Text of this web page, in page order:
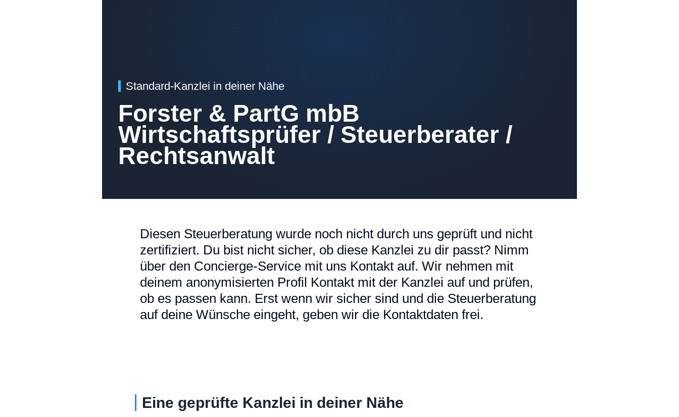
Standard-Kanzlei in deiner Nähe
Forster & PartG mbB
Wirtschaftsprüfer / Steuerberater /
Rechtsanwalt
Diesen Steuerberatung wurde noch nicht durch uns geprüft und nicht
zertifiziert. Du bist nicht sicher, ob diese Kanzlei zu dir passt? Nimm
über den Concierge-Service mit uns Kontakt auf. Wir nehmen mit
deinem anonymisierten Profil Kontakt mit der Kanzlei auf und prüfen,
ob es passen kann. Erst wenn wir sicher sind und die Steuerberatung
auf deine Wünsche eingeht, geben wir die Kontaktdaten frei.
Eine geprüfte Kanzlei in deiner Nähe